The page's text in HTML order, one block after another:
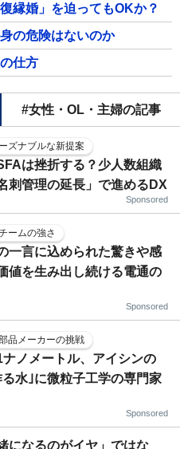
縁婚」を迫ってもOKか？
の危険はないのか
仕方
#女性・OL・主婦の記事
ズナブルな新提案
は挫折する？少人数組織
刺管理の延長」で進めるDX
Sponsored
ームの強さ
一言に込められた驚きや感
値を生み出し続ける電通の
Sponsored
品メーカーの挑戦
ノメートル、アイシンの
る水｣に微粒子工学の専門家
Sponsored
になるのがイヤ」ではな